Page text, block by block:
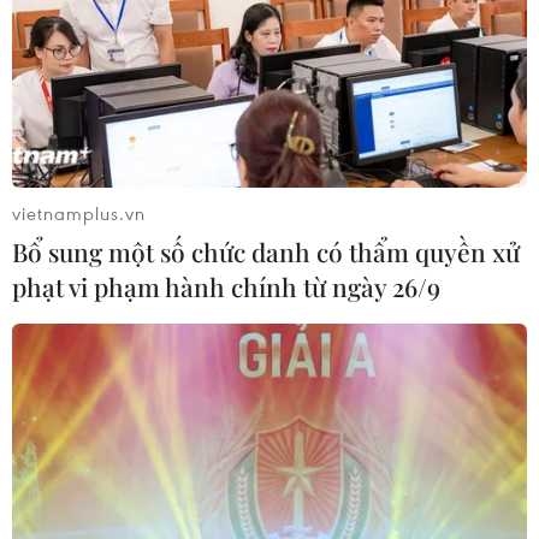
vietnamplus.vn
Bổ sung một số chức danh có thẩm quyền xử
phạt vi phạm hành chính từ ngày 26/9